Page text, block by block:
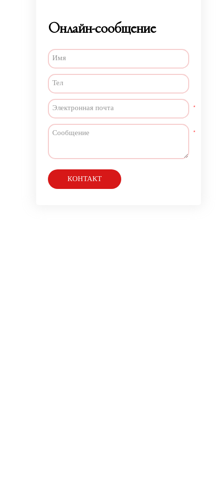
Онлайн-сообщение
КОНТАКТ